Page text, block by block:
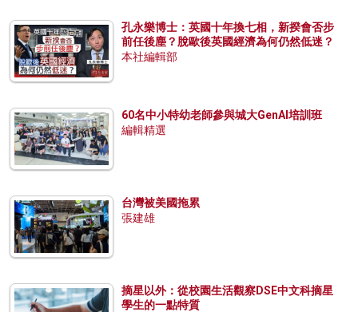
孔永樂博士：英國十年換七相，新揆會否步
前任後塵？脫歐後英國經濟為何仍然低迷？
本社編輯部
60名中小特幼老師參與城大GenAI培訓班
編輯精選
台灣被美國拖累
張建雄
摘星以外：從校園生活觀察DSE中文科摘星
學生的一點特質